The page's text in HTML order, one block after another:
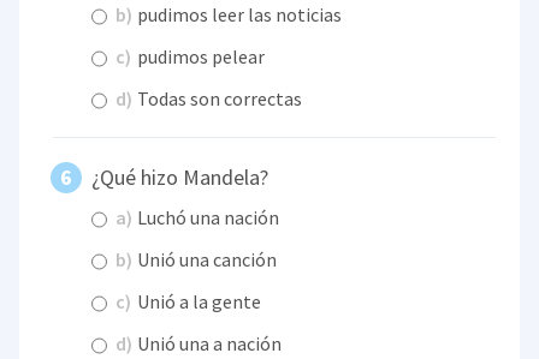
b) pudimos leer las noticias
c) pudimos pelear
d) Todas son correctas
¿Qué hizo Mandela?
a) Luchó una nación
b) Unió una canción
c) Unió a la gente
d) Unió una a nación